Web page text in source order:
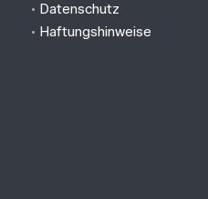
• Datenschutz
• Haftungshinweise